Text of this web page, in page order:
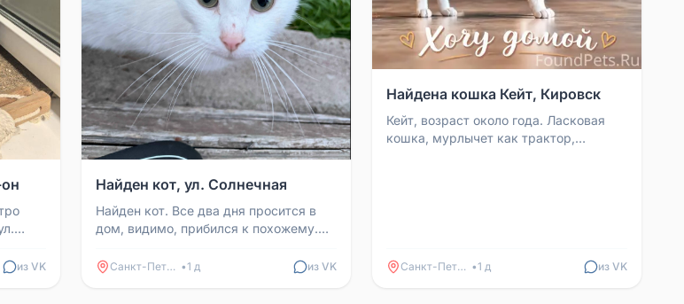
из VK
Найден кот, ул. Солнечная
Найден кот. Все два дня просится в
дом, видимо, прибился к похожему.
потеряшку, позвони...
Санкт-Петербург •1 д из VK
Найдена кошка Кейт, Кировск
Кейт, возраст около года. Ласковая
кошка, мурлычет как трактор,
Санкт-Петербург •1 д из VK